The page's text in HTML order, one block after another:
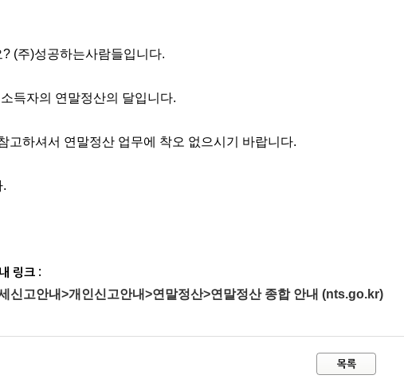
(주)성공하는사람들입니다.
득자의 연말정산의 달입니다.
고하셔서 연말정산 업무에 착오 없으시기 바랍니다.
.
링크 :
신고안내>개인신고안내>연말정산>연말정산 종합 안내 (nts.go.kr)